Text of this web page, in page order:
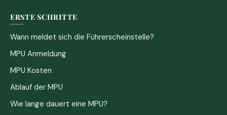
ERSTE SCHRITTE
Wann meldet sich die Führerscheinstelle?
MPU Anmeldung
MPU Kosten
Ablauf der MPU
Wie lange dauert eine MPU?